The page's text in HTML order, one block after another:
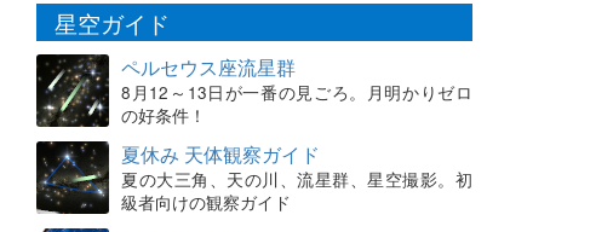
星空ガイド
ペルセウス座流星群
8月12～13日が一番の見ごろ。月明かりゼロ
の好条件！
夏休み 天体観察ガイド
夏の大三角、天の川、流星群、星空撮影。初
級者向けの観察ガイド